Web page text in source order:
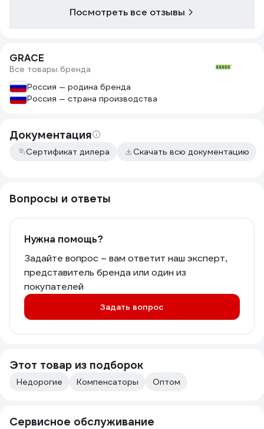
Посмотреть все отзывы
GRACE
Все товары бренда
Россия — родина бренда
Россия — страна производства
Документация
Сертификат дилера Скачать всю документацию
Вопросы и ответы
Нужна помощь?
Задайте вопрос – вам ответит наш эксперт,
представитель бренда или один из
покупателей
Задать вопрос
Этот товар из подборок
Недорогие Компенсаторы Оптом
Сервисное обслуживание